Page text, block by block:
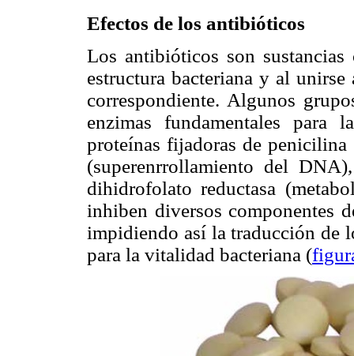
Efectos de los antibióticos
Los antibióticos son
estructura bacteriana y al
correspondiente. Algunos
enzimas fundamentales
proteínas fijadoras de
(superenrrollamiento del
dihidrofolato reductasa
inhiben diversos componentes
impidiendo así la traducción de
para la vitalidad bacteriana (